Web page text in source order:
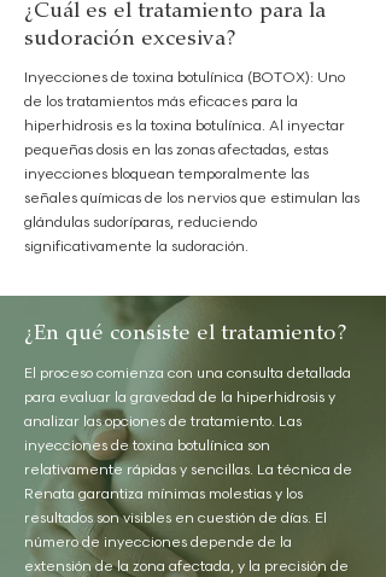
¿Cuál es el tratamiento para la
sudoración excesiva?
Inyecciones de toxina botulínica (BOTOX): Uno
de los tratamientos más eficaces para la
hiperhidrosis es la toxina botulínica. Al inyectar
pequeñas dosis en las zonas afectadas, estas
inyecciones bloquean temporalmente las
señales químicas de los nervios que estimulan las
glándulas sudoríparas, reduciendo
significativamente la sudoración.
¿En qué consiste el tratamiento?
El proceso comienza con una consulta detallada
para evaluar la gravedad de la hiperhidrosis y
analizar las opciones de tratamiento. Las
inyecciones de toxina botulínica son
relativamente rápidas y sencillas. La técnica de
Renata garantiza mínimas molestias y los
resultados son visibles en cuestión de días. El
número de inyecciones depende de la
extensión de la zona afectada, y la precisión de